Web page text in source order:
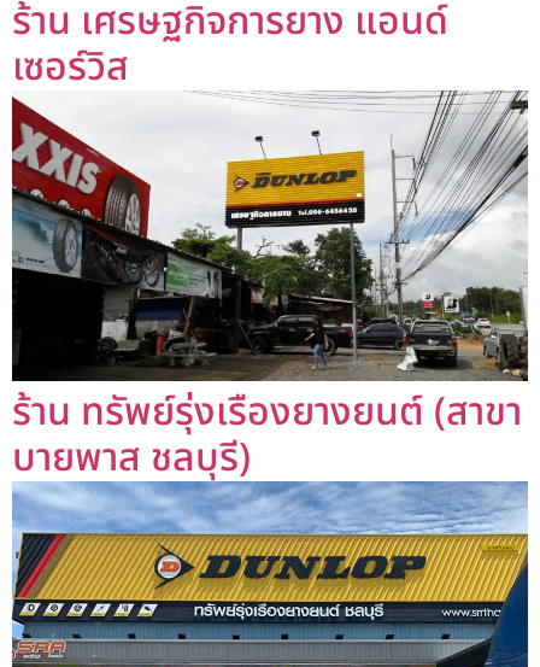
ร้าน เศรษฐกิจการยาง แอนด์
เซอร์วิส
ร้าน ทรัพย์รุ่งเรืองยางยนต์ (สาขา
บายพาส ชลบุรี)